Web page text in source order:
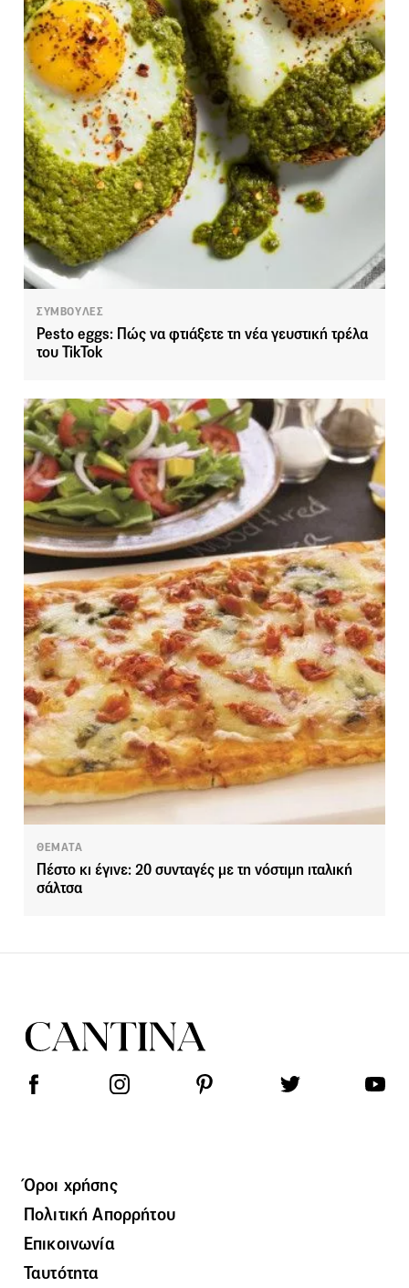
ΣΥΜΒΟΥΛΕΣ
Pesto eggs: Πώς να φτιάξετε τη νέα γευστική τρέλα
του TikTok
ΘΕΜΑΤΑ
Πέστο κι έγινε: 20 συνταγές με τη νόστιμη ιταλική
σάλτσα
Όροι χρήσης
Πολιτική Απορρήτου
Επικοινωνία
Ταυτότητα